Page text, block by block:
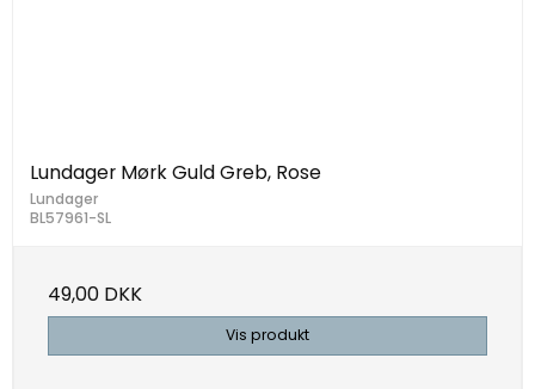
Lundager Mørk Guld Greb, Rose
Lundager
BL57961-SL
49,00 DKK
Vis produkt